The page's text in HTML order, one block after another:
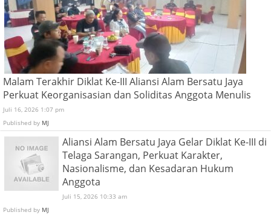
Malam Terakhir Diklat Ke-III Aliansi Alam Bersatu Jaya
Perkuat Keorganisasian dan Soliditas Anggota Menulis
Juli 16, 2026 1:07 pm
Published by MJ
Aliansi Alam Bersatu Jaya Gelar Diklat Ke-III di
Telaga Sarangan, Perkuat Karakter,
Nasionalisme, dan Kesadaran Hukum
Anggota
Juli 15, 2026 10:33 am
Published by MJ